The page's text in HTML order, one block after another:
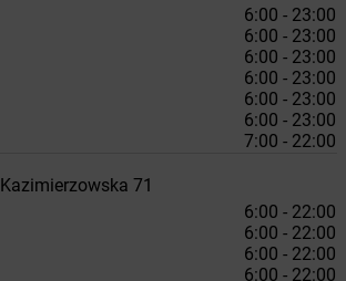
6:00 - 23:00
6:00 - 23:00
6:00 - 23:00
6:00 - 23:00
6:00 - 23:00
6:00 - 23:00
7:00 - 22:00
Kazimierzowska 71
6:00 - 22:00
6:00 - 22:00
6:00 - 22:00
6:00 - 22:00